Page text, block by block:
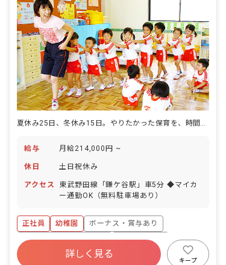
給与 月給214,000円 ~
休日 土日祝休み
アクセス
東武野田線「鎌ケ谷駅」車5分 ◆マイカ
ー通勤OK（無料駐車場あり）
正社員 幼稚園
ボーナス・賞与あり
寮・住宅・家賃補助あり
社会保険完備
有給
退職金制度
詳しく見る
キープ